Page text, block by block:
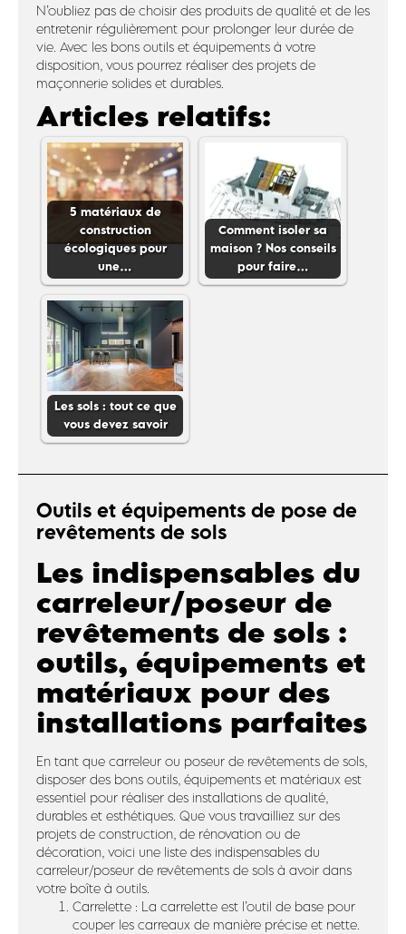
N’oubliez pas de choisir des produits de qualité et de les
entretenir régulièrement pour prolonger leur durée de
vie. Avec les bons outils et équipements à votre
disposition, vous pourrez réaliser des projets de
maçonnerie solides et durables.
Articles relatifs:
5 matériaux de
construction
écologiques pour
une…
Comment isoler sa
maison ? Nos conseils
pour faire…
Les sols : tout ce que
vous devez savoir
Outils et équipements de pose de
revêtements de sols
Les indispensables du
carreleur/poseur de
revêtements de sols :
outils, équipements et
matériaux pour des
installations parfaites
En tant que carreleur ou poseur de revêtements de sols,
disposer des bons outils, équipements et matériaux est
essentiel pour réaliser des installations de qualité,
durables et esthétiques. Que vous travailliez sur des
projets de construction, de rénovation ou de
décoration, voici une liste des indispensables du
carreleur/poseur de revêtements de sols à avoir dans
votre boîte à outils.
Carrelette : La carrelette est l’outil de base pour
couper les carreaux de manière précise et nette.